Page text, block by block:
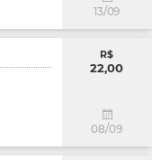
13/09
R$
22,00
08/09